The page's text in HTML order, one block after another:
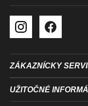
ZÁKAZNÍCKY
UŽITOČNÉ